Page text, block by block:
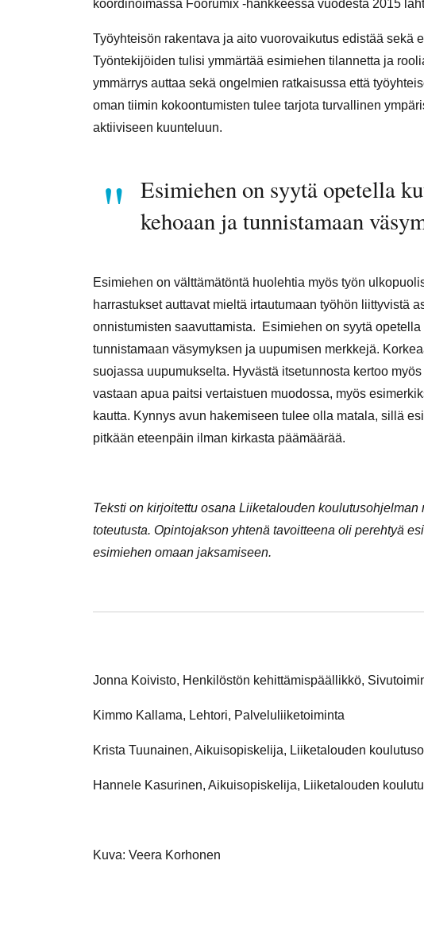
koordinoimassa Foorumix -hankkeessa vuodesta 2015
Työyhteisön rakentava ja aito vuorovaikutus edistää sekä
Työntekijöiden tulisi ymmärtää esimiehen tilannetta ja
ymmärrys auttaa sekä ongelmien ratkaisussa että
oman tiimin kokoontumisten tulee tarjota turvallinen
aktiiviseen kuunteluun.
Esimiehen on syytä opetella
kehoaan ja tunnistamaan
Esimiehen on välttämätöntä huolehtia myös työn
harrastukset auttavat mieltä irtautumaan työhön liittyvistä
onnistumisten saavuttamista. Esimiehen on syytä
tunnistamaan väsymyksen ja uupumisen merkkejä.
suojassa uupumukselta. Hyvästä itsetunnosta kertoo
vastaan apua paitsi vertaistuen muodossa, myös
kautta. Kynnys avun hakemiseen tulee olla matala, sillä
pitkään eteenpäin ilman kirkasta päämäärää.
Teksti on kirjoitettu osana Liiketalouden
toteutusta. Opintojakson yhtenä tavoitteena oli perehtyä
esimiehen omaan jaksamiseen.
Jonna Koivisto, Henkilöstön kehittämispäällikkö,
Kimmo Kallama, Lehtori, Palveluliiketoiminta
Krista Tuunainen, Aikuisopiskelija, Liiketalouden
Hannele Kasurinen, Aikuisopiskelija, Liiketalouden
Kuva: Veera Korhonen